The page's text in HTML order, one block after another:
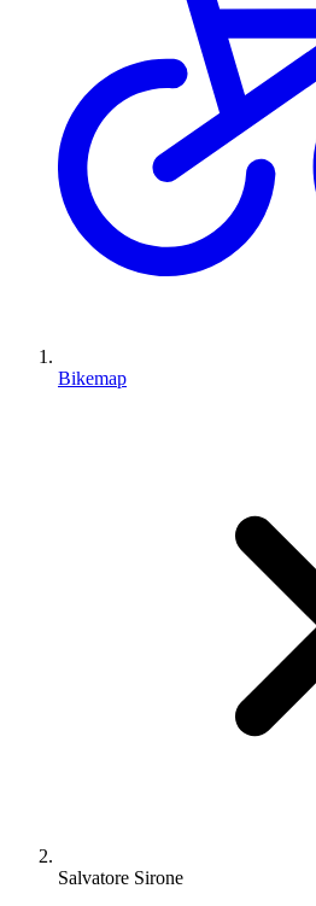
Bikemap
Salvatore Sirone